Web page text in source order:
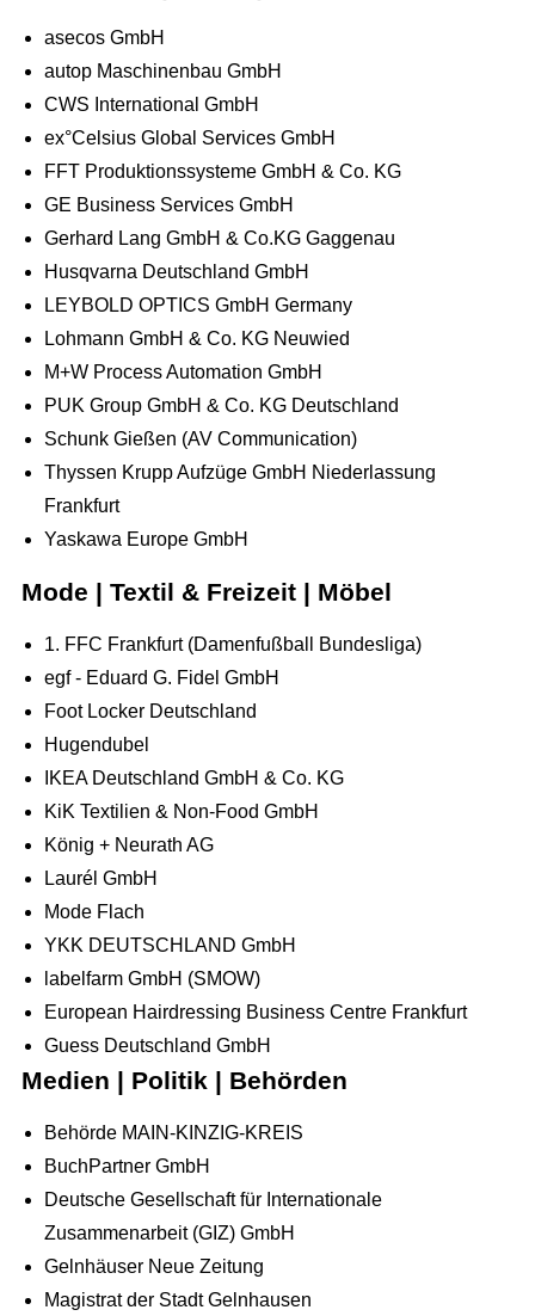
Full Service Agentur
Flexible Eventmanager
Eventmanagement
asecos GmbH
autop Maschinenbau GmbH
CWS International GmbH
ex°Celsius Global Services GmbH
FFT Produktionssysteme GmbH & Co. KG
GE Business Services GmbH
Gerhard Lang GmbH & Co.KG Gaggenau
Husqvarna Deutschland GmbH
LEYBOLD OPTICS GmbH Germany
Lohmann GmbH & Co. KG Neuwied
M+W Process Automation GmbH
PUK Group GmbH & Co. KG Deutschland
Schunk Gießen (AV Communication)
Thyssen Krupp Aufzüge GmbH Niederlassung
Frankfurt
Yaskawa Europe GmbH
Mode | Textil & Freizeit | Möbel
1. FFC Frankfurt (Damenfußball Bundesliga)
egf - Eduard G. Fidel GmbH
Foot Locker Deutschland
Hugendubel
IKEA Deutschland GmbH & Co. KG
KiK Textilien & Non-Food GmbH
König + Neurath AG
Laurél GmbH
Mode Flach
YKK DEUTSCHLAND GmbH
labelfarm GmbH (SMOW)
European Hairdressing Business Centre Frankfurt
Guess Deutschland GmbH
Medien | Politik | Behörden
Behörde MAIN-KINZIG-KREIS
BuchPartner GmbH
Deutsche Gesellschaft für Internationale
Zusammenarbeit (GIZ) GmbH
Gelnhäuser Neue Zeitung
Magistrat der Stadt Gelnhausen